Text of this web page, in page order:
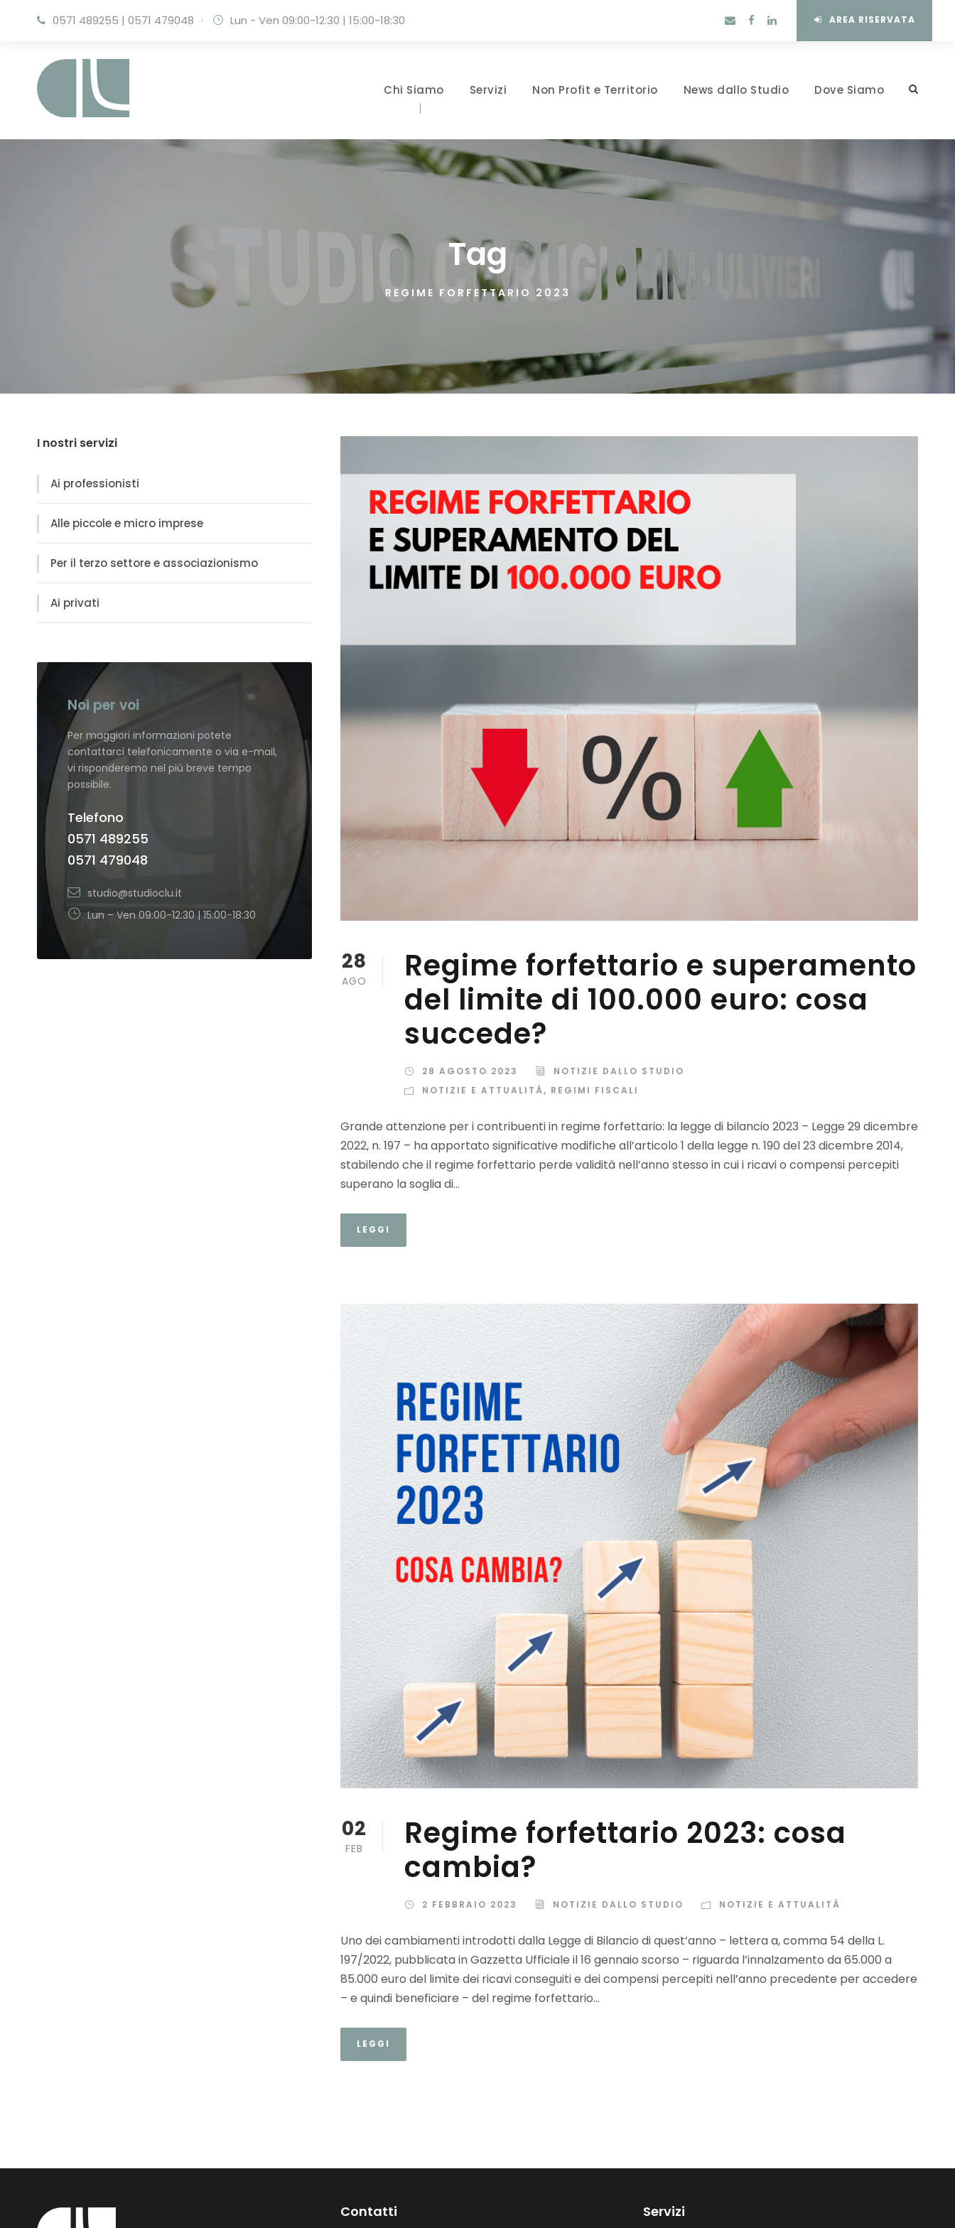
0571 489255 | 0571 479048 · Lun - Ven 09:00-12:30 | 15:00-18:30 AREA RISERVATA
Chi Siamo Servizi Non Profit e Territorio News dallo Studio Dove Siamo
Tag
REGIME FORFETTARIO 2023
28
AGO
Regime forfettario e superamento
del limite di 100.000 euro: cosa
succede?
28 AGOSTO 2023
NOTIZIE DALLO STUDIO
NOTIZIE E ATTUALITÀ, REGIMI FISCALI
Grande attenzione per i contribuenti in regime forfettario: la legge di bilancio 2023 – Legge 29 dicembre
2022, n. 197 – ha apportato significative modifiche all’articolo 1 della legge n. 190 del 23 dicembre 2014,
stabilendo che il regime forfettario perde validità nell’anno stesso in cui i ricavi o compensi percepiti
superano la soglia di...
LEGGI
02
FEB
Regime forfettario 2023: cosa
cambia?
2 FEBBRAIO 2023 NOTIZIE DALLO STUDIO NOTIZIE E ATTUALITÀ
Uno dei cambiamenti introdotti dalla Legge di Bilancio di quest’anno – lettera a, comma 54 della L.
197/2022, pubblicata in Gazzetta Ufficiale il 16 gennaio scorso – riguarda l’innalzamento da 65.000 a
85.000 euro del limite dei ricavi conseguiti e dei compensi percepiti nell’anno precedente per accedere
– e quindi beneficiare – del regime forfettario...
LEGGI
I nostri servizi
Ai professionisti
Alle piccole e micro imprese
Per il terzo settore e associazionismo
Ai privati
Noi per voi
Per maggiori informazioni potete
contattarci telefonicamente o via e-mail,
vi risponderemo nel più breve tempo
possibile.
Telefono
0571 489255
0571 479048
studio@studioclu.it
Lun – Ven 09:00-12:30 | 15:00-18:30
Contatti Servizi